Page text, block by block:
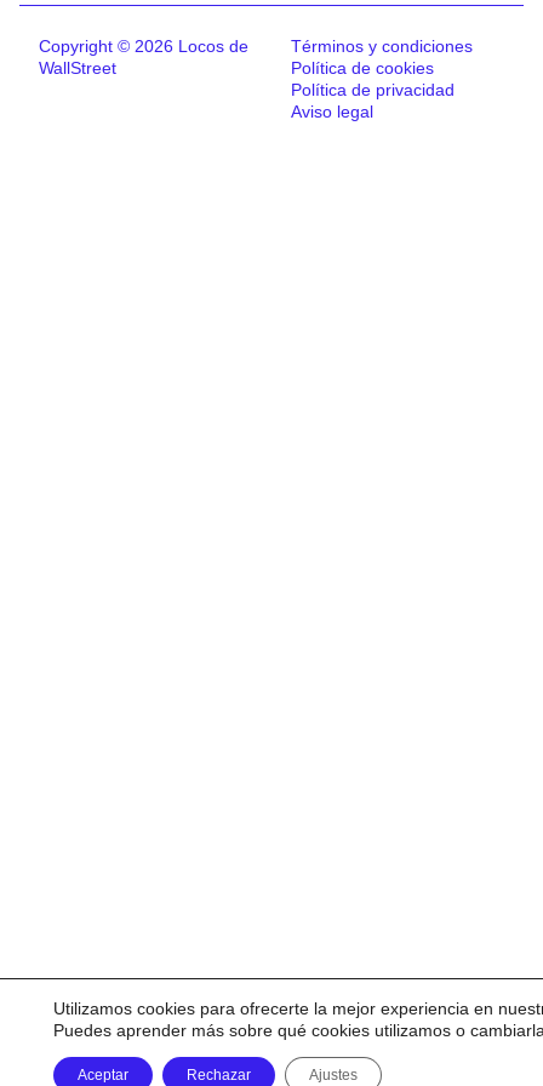
Copyright © 2026 Locos de
WallStreet
Términos y condiciones
Política de cookies
Política de privacidad
Aviso legal
Utilizamos cookies para ofrecerte la mejor experiencia en
Puedes aprender más sobre qué cookies utilizamos o
Aceptar Rechazar Ajustes